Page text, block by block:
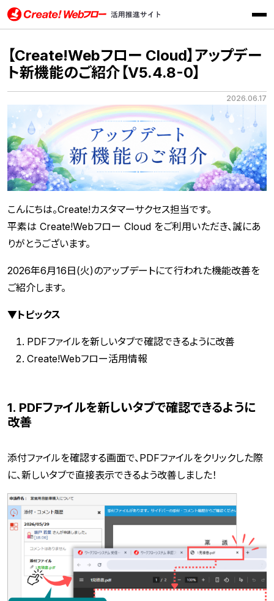
Create!Webフロー活用推進サイト インフォテック株式会社
メ
【Create!Webフロー Cloud】アップデー
ト新機能のご紹介【V5.4.8-0】
2026.06.17
こんにちは。Create!カスタマーサクセス担当です。
平素は Create!Webフロー Cloud をご利用いただき、誠にあ
りがとうございます。
2026年6月16日(火)のアップデートにて行われた機能改善を
ご紹介します。
▼トピックス
PDFファイルを新しいタブで確認できるように改善
Create!Webフロー活用情報
1. PDFファイルを新しいタブで確認できるように
改善
添付ファイルを確認する画面で、PDFファイルをクリックした際
に、新しいタブで直接表示できるよう改善しました！